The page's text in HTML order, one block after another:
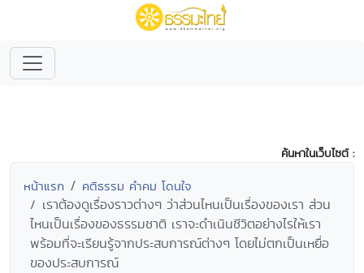
ค้นหาในเว็บไซต์ :
หน้าแรก คติธรรม คำคม โดนใจ
เราต้องดูเรื่องราวต่างๆ ว่าส่วนไหนเป็นเรื่องของเรา ส่วน
ไหนเป็นเรื่องของธรรมชาติ เราจะดำเนินชีวิตอย่างไรให้เรา
พร้อมที่จะเรียนรู้จากประสบการณ์ต่างๆ โดยไม่ตกเป็นเหยื่อ
ของประสบการณ์